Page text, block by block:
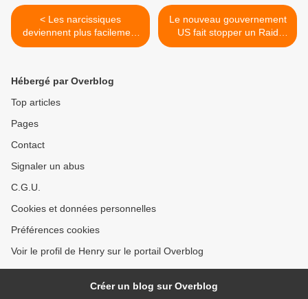
< Les narcissiques
deviennent plus facilement
et rapidement PDG
Le nouveau gouvernement
US fait stopper un Raid
multi Etats d'arrestations de
Hébergé par Overblog
Top articles
Pages
Contact
Signaler un abus
C.G.U.
Cookies et données personnelles
Préférences cookies
Voir le profil de Henry sur le portail Overblog
Créer un blog sur Overblog